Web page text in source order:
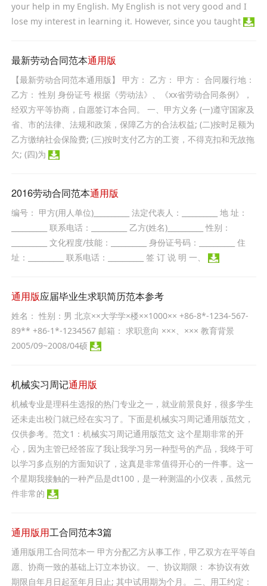
your help in my English. My English is not very good and I
lose my interest in learning it. However, since you taught
最新劳动合同范本通用版
【最新劳动合同范本通用版】 甲方： 乙方： 甲方： 合同履行地：
乙方： 性别 身份证号 根据《劳动法》、《xx省劳动合同条例》，
经双方平等协商，自愿签订本合同。 一、甲方义务 (一)遵守国家及
省、市的法律、法规和政策，保障乙方的合法权益; (二)按时足额为
乙方缴纳社会保险费; (三)按时支付乙方的工资，不得克扣和无故拖
欠; (四)为
2016劳动合同范本通用版
编号： 甲方(用人单位)__________ 法定代表人：__________ 地 址：
__________ 联系电话：__________ 乙方(姓名)__________ 性别：
__________ 文化程度/技能：__________ 身份证号码：__________ 住
址：__________ 联系电话：__________ 签 订 说 明 一、
通用版应届毕业生求职简历范本参考
姓名： 性别：男 北京××大学学×楼××1000×× +86-8*-1234-567-
89** +86-1*-1234567 邮箱： 求职意向 ×××、××× 教育背景
2005/09~2008/04硕
机械实习周记通用版
机械专业是理科生选报的热门专业之一，就业前景良好，很多学生
还未走出校门就已经在实习了。下面是机械实习周记通用版范文，
仅供参考。范文1：机械实习周记通用版范文 这个星期非常的开
心，因为主管已经答应了我让我学习另一种型号的产品，我终于可
以学习多点别的方面知识了，这真是非常值得开心的一件事。这一
个星期我接触的一种产品是dt100，是一种测温的小仪表，虽然元
件非常的
通用版用工合同范本3篇
通用版用工合同范本一 甲方分配乙方从事工作，甲乙双方在平等自
愿、协商一致的基础上订立本协议。 一、协议期限： 本协议有效
期限自年月日起至年月日止; 其中试用期为个月。 二、用工约定：